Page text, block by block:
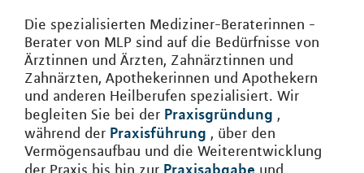
Die spezialisierten Mediziner-Beraterinnen -
Berater von MLP sind auf die Bedürfnisse von
Ärztinnen und Ärzten, Zahnärztinnen und
Zahnärzten, Apothekerinnen und Apothekern
und anderen Heilberufen spezialisiert. Wir
begleiten Sie bei der Praxisgründung ,
während der Praxisführung , über den
Vermögensaufbau und die Weiterentwicklung
Praxisabgabe